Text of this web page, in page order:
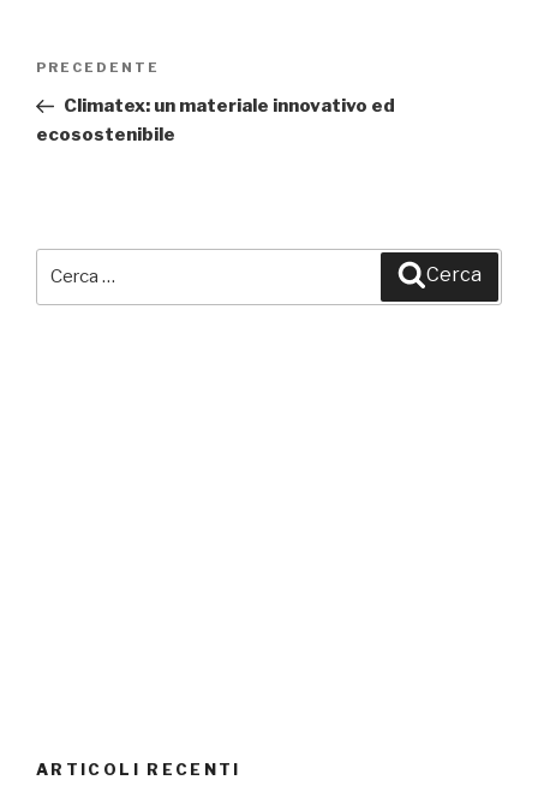
Navigazione
Articolo
precedente:
PRECEDENTE
Climatex: un materiale innovativo ed
ecosostenibile
Cerca
ARTICOLI RECENTI